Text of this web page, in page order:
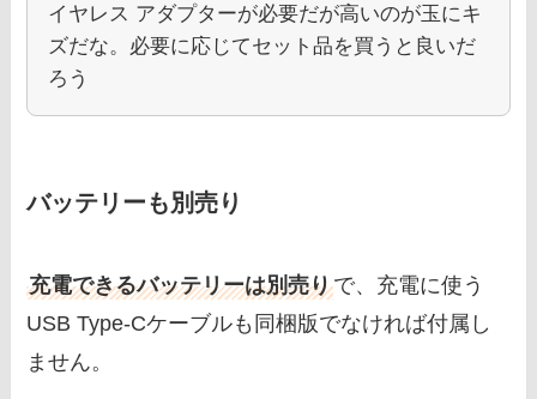
イヤレス アダプターが必要だが高いのが玉にキ
ズだな。必要に応じてセット品を買うと良いだ
ろう
バッテリーも別売り
充電できるバッテリーは別売りで、充電に使う
USB Type-Cケーブルも同梱版でなければ付属し
ません。